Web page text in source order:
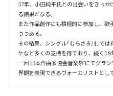
07年、小田純平氏との出会いをきっ
る結果となる。
また作品創作にも積極的に参加し、歌
つつある。
その結果、シングル「むらさき川」で
ケなど多くの支持を得ており、続く09
一回 日本作曲家協会音楽祭"にてグラン
界観を表現できるヴォーカリストとし